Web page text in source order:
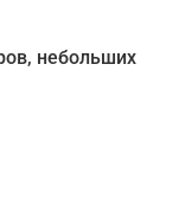
небольших